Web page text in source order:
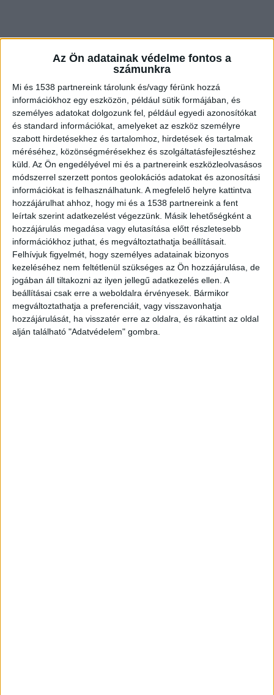
Az Ön adatainak védelme fontos a
számunkra
Mi és 1538 partnereink tárolunk és/vagy férünk hozzá
információkhoz egy eszközön, például sütik formájában, és
személyes adatokat dolgozunk fel, például egyedi azonosítókat
és standard információkat, amelyeket az eszköz személyre
szabott hirdetésekhez és tartalomhoz, hirdetések és tartalmak
méréséhez, közönségmérésekhez és szolgáltatásfejlesztéshez
küld. Az Ön engedélyével mi és a partnereink eszközleolvasásos
módszerrel szerzett pontos geolokációs adatokat és azonosítási
információkat is felhasználhatunk. A megfelelő helyre kattintva
hozzájárulhat ahhoz, hogy mi és a 1538 partnereink a fent
leírtak szerint adatkezelést végezzünk. Másik lehetőségként a
hozzájárulás megadása vagy elutasítása előtt részletesebb
információkhoz juthat, és megváltoztathatja beállításait.
Felhívjuk figyelmét, hogy személyes adatainak bizonyos
kezeléséhez nem feltétlenül szükséges az Ön hozzájárulása, de
jogában áll tiltakozni az ilyen jellegű adatkezelés ellen. A
beállításai csak erre a weboldalra érvényesek. Bármikor
megváltoztathatja a preferenciáit, vagy visszavonhatja
hozzájárulását, ha visszatér erre az oldalra, és rákattint az oldal
alján található "Adatvédelem" gombra.
Otthonában támadt rá
Renner Erikát 2013. március 12-én támadta meg
óbudai otthonában a korábbi párja, B. Krisztián,
akivel a támadás előtt néhány hónappal
szakított. A gyermekorvos B., aki akkor a Budai
Irgalmasrendi Kórház igazgatója volt,
megkötözte a nőt, elkábította, majd maró lúgot
locsolt a nemi szervére és annak környékére. A